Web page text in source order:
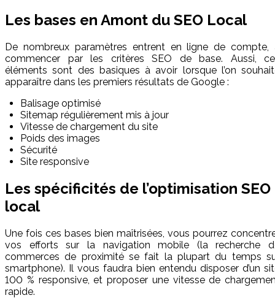
Les bases en Amont du SEO Local
De nombreux paramètres entrent en ligne de compte,
commencer par les critères SEO de base. Aussi,
éléments sont des basiques à avoir lorsque l’on
apparaître dans les premiers résultats de Google :
Balisage optimisé
Sitemap régulièrement mis à jour
Vitesse de chargement du site
Poids des images
Sécurité
Site responsive
Les spécificités de l’optimisation SEO
local
Une fois ces bases bien maîtrisées, vous pourrez
vos efforts sur la navigation mobile (la recherche
commerces de proximité se fait la plupart du temps
smartphone). Il vous faudra bien entendu disposer d’un
100 % responsive, et proposer une vitesse de
rapide.